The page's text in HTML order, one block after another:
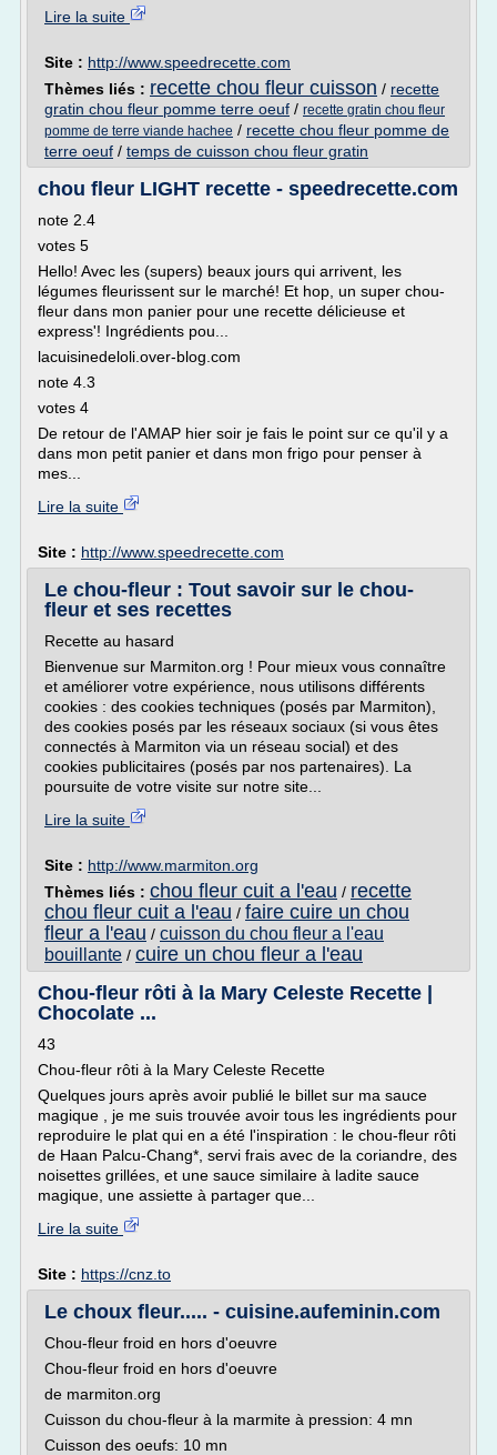
Lire la suite
Site : http://www.speedrecette.com
Thèmes liés : recette chou fleur cuisson / recette
gratin chou fleur pomme terre oeuf / recette gratin chou fleur
pomme de terre viande hachee / recette chou fleur pomme de
terre oeuf / temps de cuisson chou fleur gratin
chou fleur LIGHT recette - speedrecette.com
note 2.4
votes 5
Hello! Avec les (supers) beaux jours qui arrivent, les
légumes fleurissent sur le marché! Et hop, un super chou-
fleur dans mon panier pour une recette délicieuse et
express'! Ingrédients pou...
lacuisinedeloli.over-blog.com
note 4.3
votes 4
De retour de l'AMAP hier soir je fais le point sur ce qu'il y a
dans mon petit panier et dans mon frigo pour penser à
mes...
Lire la suite
Site : http://www.speedrecette.com
Le chou-fleur : Tout savoir sur le chou-
fleur et ses recettes
Recette au hasard
Bienvenue sur Marmiton.org ! Pour mieux vous connaître
et améliorer votre expérience, nous utilisons différents
cookies : des cookies techniques (posés par Marmiton),
des cookies posés par les réseaux sociaux (si vous êtes
connectés à Marmiton via un réseau social) et des
cookies publicitaires (posés par nos partenaires). La
poursuite de votre visite sur notre site...
Lire la suite
Site : http://www.marmiton.org
Thèmes liés : chou fleur cuit a l'eau / recette
chou fleur cuit a l'eau / faire cuire un chou
fleur a l'eau / cuisson du chou fleur a l'eau
bouillante / cuire un chou fleur a l'eau
Chou-fleur rôti à la Mary Celeste Recette |
Chocolate ...
43
Chou-fleur rôti à la Mary Celeste Recette
Quelques jours après avoir publié le billet sur ma sauce
magique , je me suis trouvée avoir tous les ingrédients pour
reproduire le plat qui en a été l'inspiration : le chou-fleur rôti
de Haan Palcu-Chang*, servi frais avec de la coriandre, des
noisettes grillées, et une sauce similaire à ladite sauce
magique, une assiette à partager que...
Lire la suite
Site : https://cnz.to
Le choux fleur..... - cuisine.aufeminin.com
Chou-fleur froid en hors d'oeuvre
Chou-fleur froid en hors d'oeuvre
de marmiton.org
Cuisson du chou-fleur à la marmite à pression: 4 mn
Cuisson des oeufs: 10 mn